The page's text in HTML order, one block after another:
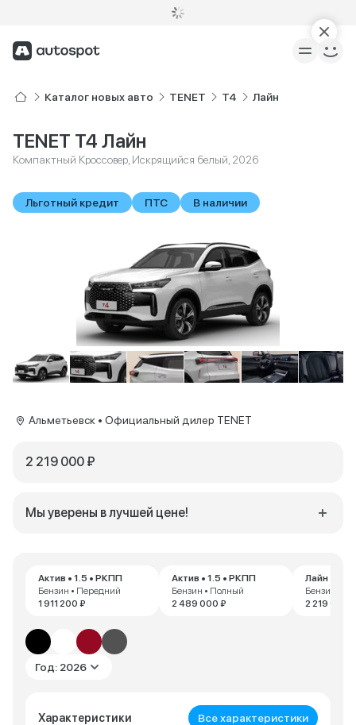
Каталог новых авто TENET T4 Лайн
TENET T4 Лайн
Компактный Кроссовер, Искрящийся белый, 2026
Льготный кредит ПТС В наличии
Актив • 1.5 • РКПП
Бензин • Передний
1 911 200 ₽
Актив • 1.5 • РКПП
Бензин • Полный
2 489 000 ₽
Лайн • 1.5
Бензин •
2 219 000 ₽
Год: 2026
Характеристики Все характеристики
Альметьевск • Официальный дилер TENET
2 219 000 ₽
Мы уверены в лучшей цене!